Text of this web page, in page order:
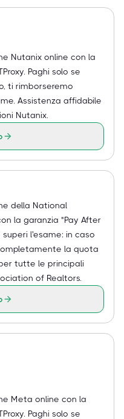
Nutanix online con la
Paghi solo se
ti rimborseremo
Assistenza affidabile
Nutanix.
della National
la garanzia "Pay After
superi l'esame: in caso
la quota
tutte le principali
of Realtors.
Meta online con la
Paghi solo se